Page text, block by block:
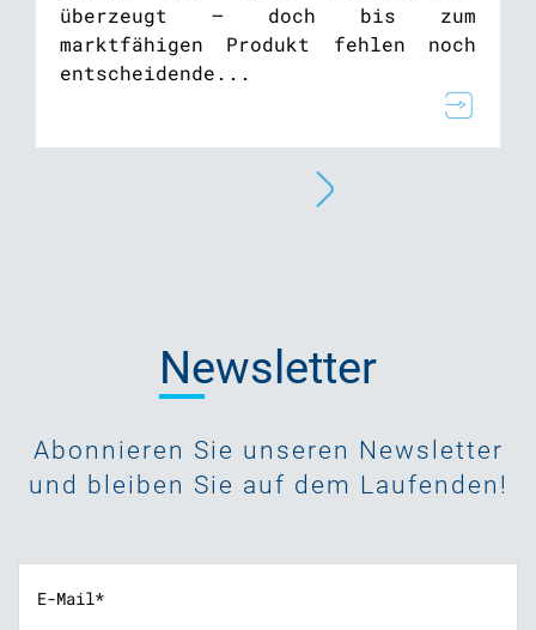
überzeugt – doch bis zum
marktfähigen Produkt fehlen noch
entscheidende...
Newsletter
Abonnieren Sie unseren Newsletter
und bleiben Sie auf dem Laufenden!